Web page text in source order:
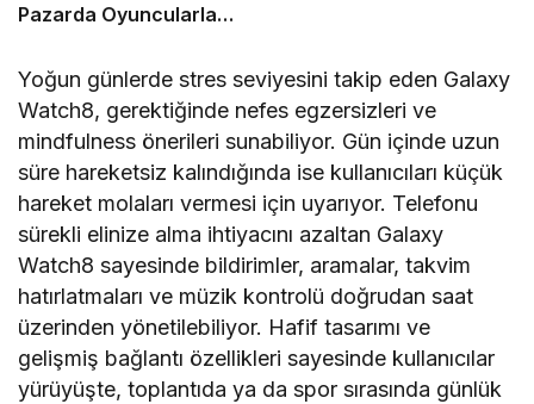
Pazarda Oyuncularla
Yoğun günlerde stres seviyesini takip eden Galaxy
Watch8, gerektiğinde nefes egzersizleri ve
mindfulness önerileri sunabiliyor. Gün içinde uzun
süre hareketsiz kalındığında ise kullanıcıları küçük
hareket molaları vermesi için uyarıyor. Telefonu
sürekli elinize alma ihtiyacını azaltan Galaxy
Watch8 sayesinde bildirimler, aramalar, takvim
hatırlatmaları ve müzik kontrolü doğrudan saat
üzerinden yönetilebiliyor. Hafif tasarımı ve
gelişmiş bağlantı özellikleri sayesinde kullanıcılar
yürüyüşte, toplantıda ya da spor sırasında günlük